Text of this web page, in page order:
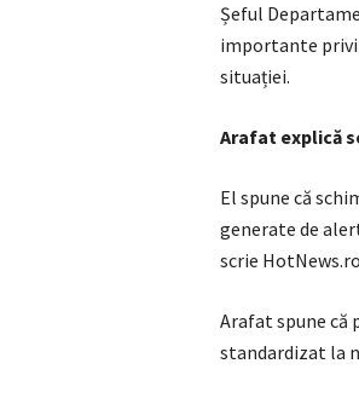
Șeful
importante
situației.
Arafat explică
El spune că
generate de
scrie
Arafat spune că
standardizat la